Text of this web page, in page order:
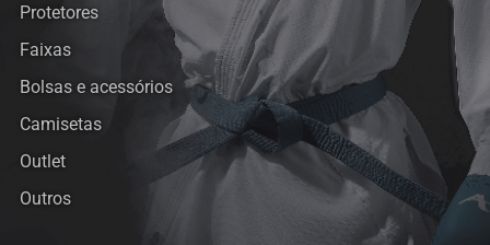
Protetores
Faixas
Bolsas e acessórios
Camisetas
Outlet
Outros